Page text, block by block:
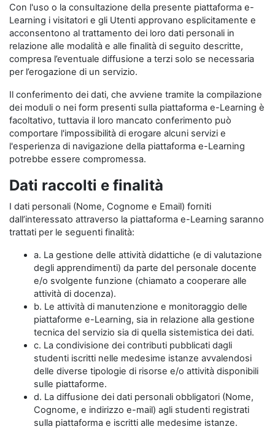
Con l'uso o la consultazione della presente piattaforma e-
Learning i visitatori e gli Utenti approvano esplicitamente e
acconsentono al trattamento dei loro dati personali in
relazione alle modalità e alle finalità di seguito descritte,
compresa l’eventuale diffusione a terzi solo se necessaria
per l’erogazione di un servizio.
Il conferimento dei dati, che avviene tramite la compilazione
dei moduli o nei form presenti sulla piattaforma e-Learning è
facoltativo, tuttavia il loro mancato conferimento può
comportare l'impossibilità di erogare alcuni servizi e
l'esperienza di navigazione della piattaforma e-Learning
potrebbe essere compromessa.
Dati raccolti e finalità
I dati personali (Nome, Cognome e Email) forniti
dall’interessato attraverso la piattaforma e-Learning saranno
trattati per le seguenti finalità:
a. La gestione delle attività didattiche (e di valutazione
degli apprendimenti) da parte del personale docente
e/o svolgente funzione (chiamato a cooperare alle
attività di docenza).
b. Le attività di manutenzione e monitoraggio delle
piattaforme e-Learning, sia in relazione alla gestione
tecnica del servizio sia di quella sistemistica dei dati.
c. La condivisione dei contributi pubblicati dagli
studenti iscritti nelle medesime istanze avvalendosi
delle diverse tipologie di risorse e/o attività disponibili
sulle piattaforme.
d. La diffusione dei dati personali obbligatori (Nome,
Cognome, e indirizzo e-mail) agli studenti registrati
sulla piattaforma e iscritti alle medesime istanze.